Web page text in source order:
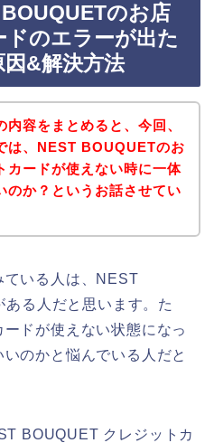
BOUQUETのお店
のエラーが出た
&解決方法
内容をまとめると、今回、
は、NEST BOUQUETのお
カードが使えない時に一体
のか？というお話させてい
ている人は、NEST
る人だと思います。た
ドが使えない状態になっ
のかと悩んでいる人だと
BOUQUET クレジットカ